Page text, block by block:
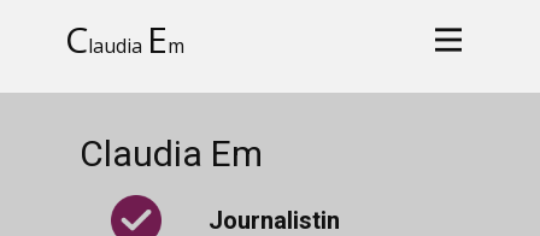
Claudia Em
Claudia Em
Journalistin